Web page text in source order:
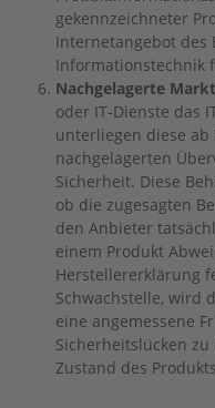
gekennzeichneter
Internetangebot des
Informationstechnik
Nachgelagerte
oder IT-Dienste das
unterliegen diese ab
nachgelagerten
Sicherheit. Diese
ob die zugesagten
den Anbieter
einem Produkt
Herstellererklärung
Schwachstelle, wird
eine angemessene
Sicherheitslücken
Zustand des